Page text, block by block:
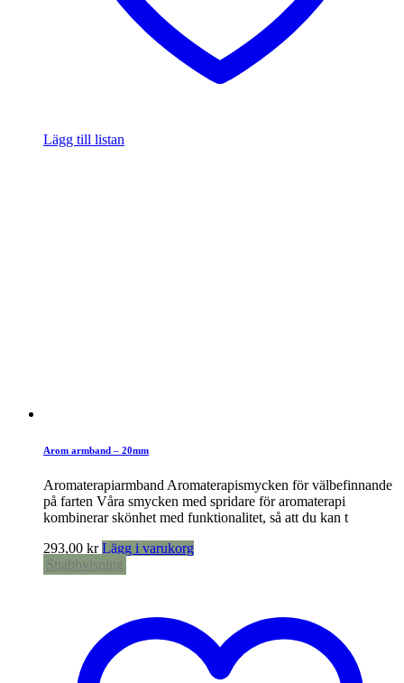
Lägg till listan
Arom armband – 20mm
Aromaterapiarmband Aromaterapismycken för välbefinnande
på farten Våra smycken med spridare för aromaterapi
kombinerar skönhet med funktionalitet, så att du kan t
293,00 kr Lägg i varukorg
Snabbvisning